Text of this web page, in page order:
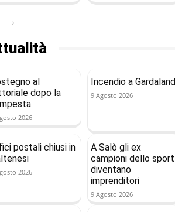
al
dopo la
2026
Incendio a Gardaland
9 Agosto 2026
postali chiusi in
2026
A Salò gli ex
campioni dello sport
diventano
imprenditori
9 Agosto 2026